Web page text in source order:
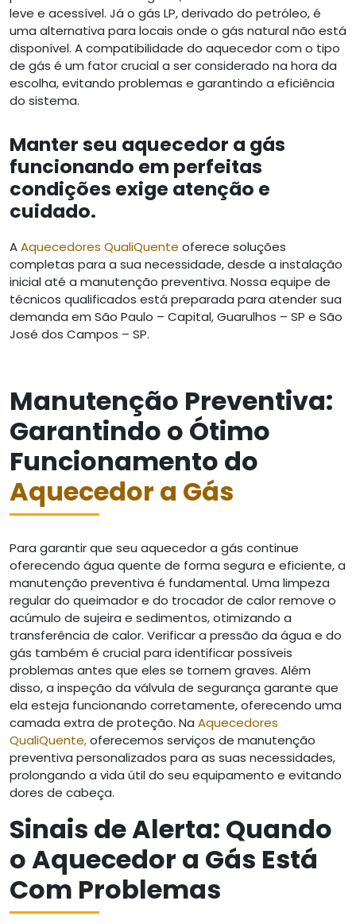
leve e acessível. Já o gás LP, derivado do petróleo, é
uma alternativa para locais onde o gás natural não está
disponível. A compatibilidade do aquecedor com o tipo
de gás é um fator crucial a ser considerado na hora da
escolha, evitando problemas e garantindo a eficiência
do sistema.
Manter seu aquecedor a gás
funcionando em perfeitas
condições exige atenção e
cuidado.
AAquecedores QualiQuente oferece soluções
completas para a sua necessidade, desde a instalação
inicial até a manutenção preventiva. Nossa equipe de
técnicos qualificados está preparada para atender sua
demanda em São Paulo – Capital, Guarulhos – SP e São
José dos Campos – SP.
Manutenção Preventiva:
Garantindo o Ótimo
Funcionamento do
Aquecedor a Gás
Para garantir que seu aquecedor a gás continue
oferecendo água quente de forma segura e eficiente, a
manutenção preventiva é fundamental. Uma limpeza
regular do queimador e do trocador de calor remove o
acúmulo de sujeira e sedimentos, otimizando a
transferência de calor. Verificar a pressão da água e do
gás também é crucial para identificar possíveis
problemas antes que eles se tornem graves. Além
disso, a inspeção da válvula de segurança garante que
ela esteja funcionando corretamente, oferecendo uma
camada extra de proteção. Na Aquecedores
QualiQuente,oferecemos serviços de manutenção
preventiva personalizados para as suas necessidades,
prolongando a vida útil do seu equipamento e evitando
dores de cabeça.
Sinais de Alerta: Quando
o Aquecedor a Gás Está
Com Problemas